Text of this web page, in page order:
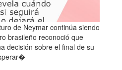
de Neymar continúa siendo
brasileño reconoció que
decisión sobre el final de su